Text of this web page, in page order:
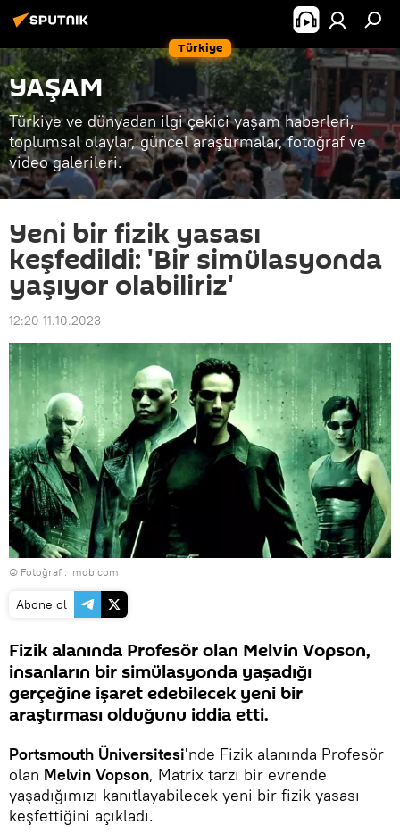
Türkiye
YAŞAM
Türkiye ve dünyadan ilgi çekici yaşam haberleri,
toplumsal olaylar, güncel araştırmalar, fotoğraf ve
video galerileri.
Yeni bir fizik yasası
keşfedildi: 'Bir simülasyonda
yaşıyor olabiliriz'
12:20 11.10.2023
© Fotoğraf : imdb.com
Abone ol
Fizik alanında Profesör olan Melvin Vopson,
insanların bir simülasyonda yaşadığı
gerçeğine işaret edebilecek yeni bir
araştırması olduğunu iddia etti.
Portsmouth Üniversitesi'nde Fizik alanında Profesör
olan Melvin Vopson, Matrix tarzı bir evrende
yaşadığımızı kanıtlayabilecek yeni bir fizik yasası
keşfettiğini açıkladı.